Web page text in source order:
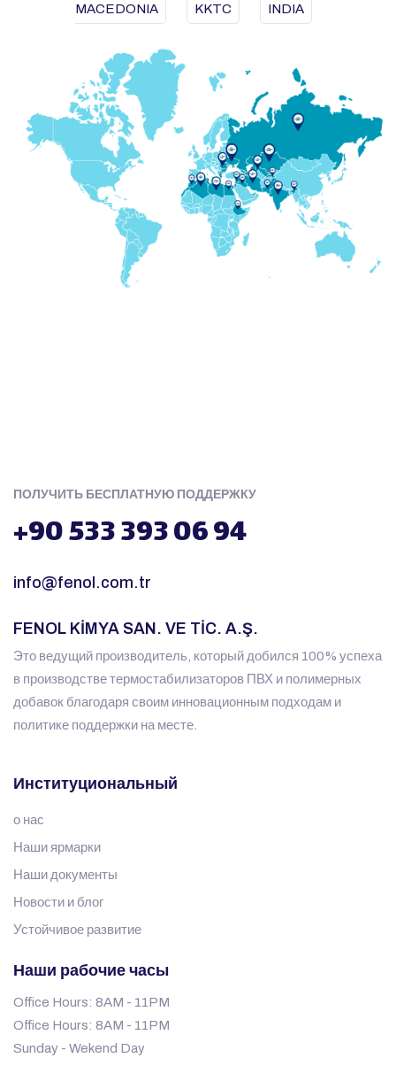
MACEDONIA KKTC INDIA
ПОЛУЧИТЬ БЕСПЛАТНУЮ ПОДДЕРЖКУ
+90 533 393 06 94
info@fenol.com.tr
FENOL KİMYA SAN. VE TİC. A.Ş.
Это ведущий производитель, который добился 100% успеха
в производстве термостабилизаторов ПВХ и полимерных
добавок благодаря своим инновационным подходам и
политике поддержки на месте.
Институциональный
о нас
Наши ярмарки
Наши документы
Новости и блог
Устойчивое развитие
Наши рабочие часы
Office Hours: 8AM - 11PM
Office Hours: 8AM - 11PM
Sunday - Wekend Day